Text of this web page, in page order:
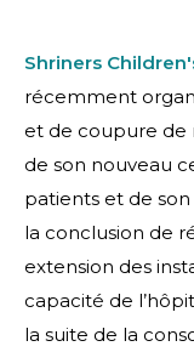
Shriners
récemment
et de coupure
de son nouveau
patients et de
la conclusion de
extension des
capacité de
la suite de la